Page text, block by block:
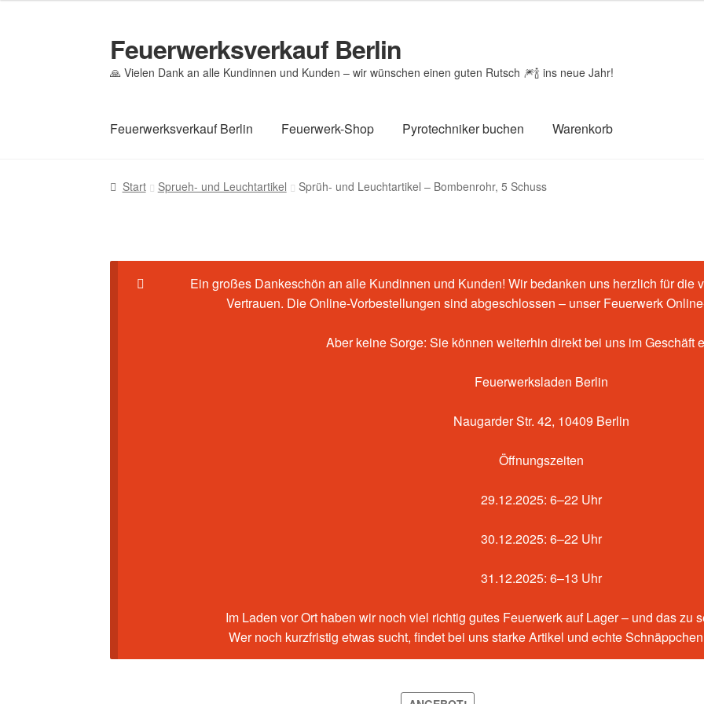
Zur
Navigation
springen
Zum
Inhalt
springen
Feuerwerksverkauf Berlin
🙏 Vielen Dank an alle Kundinnen und Kunden – wir wünschen einen guten Rutsch 🎆🍾 ins neue Jahr!
Feuerwerksverkauf Berlin Feuerwerk-Shop Pyrotechniker buchen Warenkorb
Start Cookie-Richtlinie (EU) Datenschutz Echtheit von Bewertungen Feuerwerk-Shop
Start Sprueh- und Leuchtartikel Sprüh- und Leuchtartikel – Bombenrohr, 5 Schuss
Ein großes Dankeschön an alle Kundinnen und Kunden! Wir bedanken uns herzlich für die
Vertrauen. Die Online-Vorbestellungen sind abgeschlossen – unser Feuerwerk
Aber keine Sorge: Sie können weiterhin direkt bei uns im Geschäft
Feuerwerksladen Berlin
Naugarder Str. 42, 10409 Berlin
Öffnungszeiten
29.12.2025: 6–22 Uhr
30.12.2025: 6–22 Uhr
31.12.2025: 6–13 Uhr
Im Laden vor Ort haben wir noch viel richtig gutes Feuerwerk auf Lager – und das zu
Wer noch kurzfristig etwas sucht, findet bei uns starke Artikel und echte